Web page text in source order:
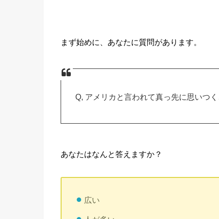
まず始めに、あなたに質問があります。
Q, アメリカと言われて真っ先に思いつく
あなたはなんと答えますか？
広い